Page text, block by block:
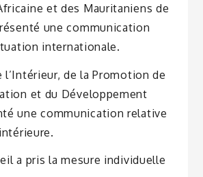
et des Mauritaniens de
une communication
internationale.
l’Intérieur, de la Promotion de
et du Développement
une communication relative
a pris la mesure individuelle